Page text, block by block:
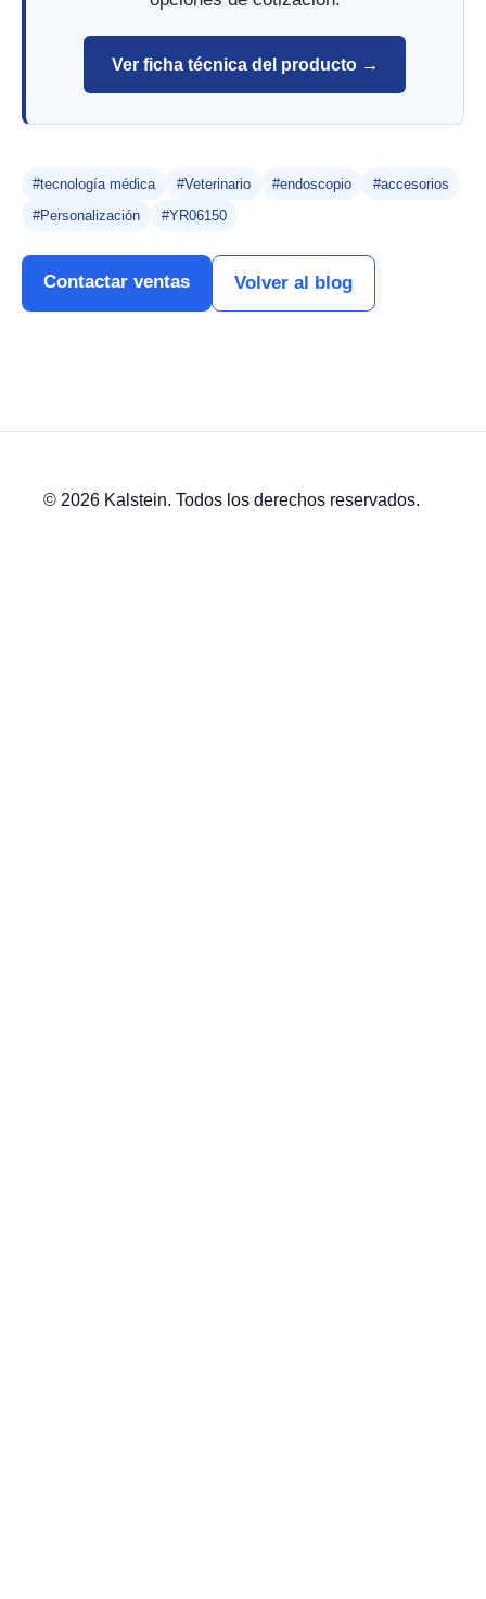
Ver ficha técnica del producto →
#tecnología médica #Veterinario #endoscopio
#accesorios
#Personalización
#YR06150
Contactar ventas Volver al blog
© 2026 Kalstein. Todos los derechos reservados.